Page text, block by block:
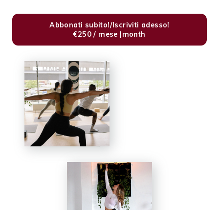
Abbonati subito!/Iscriviti adesso!
€250 / mese |month